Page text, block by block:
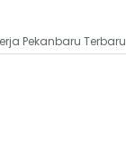
Pekanbaru Terbaru